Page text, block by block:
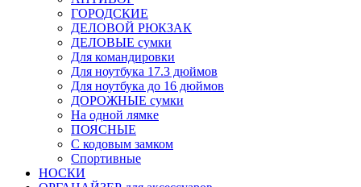
ГОРОДСКИЕ
ДЕЛОВОЙ РЮКЗАК
ДЕЛОВЫЕ сумки
Для командировки
Для ноутбука 17.3 дюймов
Для ноутбука до 16 дюймов
ДОРОЖНЫЕ сумки
На одной лямке
ПОЯСНЫЕ
С кодовым замком
Спортивные
НОСКИ